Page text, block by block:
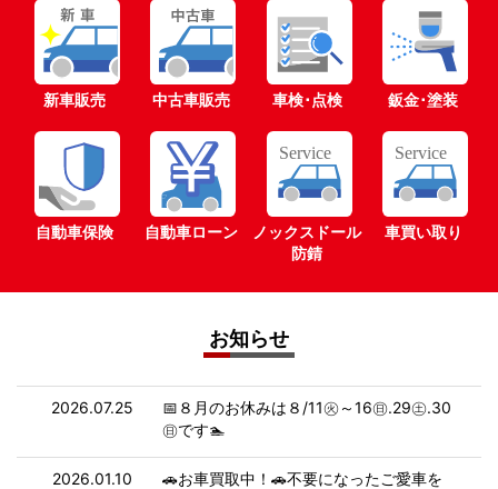
新車販売 中古車販売 車検･点検 鈑金･塗装
自動車保険 自動車ローン
ノックスドール
防錆
車買い取り
お知らせ
2026.07.25
📅８月のお休みは８/11㊋～16㊐.29㊏.30
㊐です🏊
2026.01.10
🚗お車買取中！🚗不要になったご愛車を